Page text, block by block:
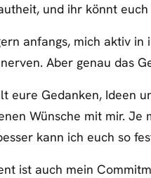
und ihr könnt
anfangs, mich aktiv in
Aber genau das
eure Gedanken, Ideen
Wünsche mit mir.
kann ich euch so
ist auch mein